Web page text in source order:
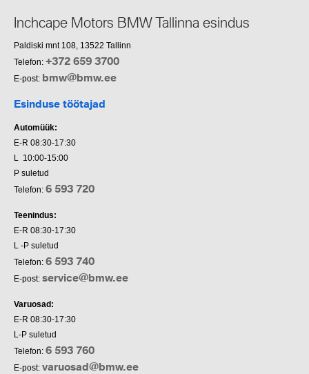
Inchcape Motors BMW Tallinna esindus
Paldiski mnt 108, 13522 Tallinn
Telefon: +372 659 3700
E-post: bmw@bmw.ee
Esinduse töötajad
Automüük:
E-R 08:30-17:30
L 10:00-15:00
P suletud
Telefon: 6 593 720
Teenindus:
E-R 08:30-17:30
L -P suletud
Telefon: 6 593 740
E-post: service@bmw.ee
Varuosad:
E-R 08:30-17:30
L-P suletud
Telefon: 6 593 760
E-post: varuosad@bmw.ee